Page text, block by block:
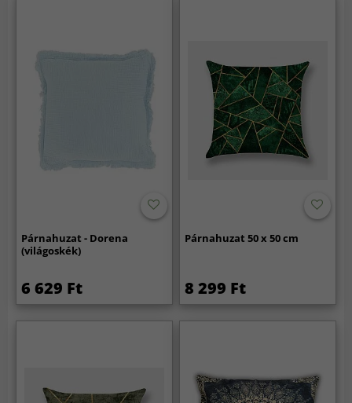
Párnahuzat - Dorena
(világoskék)
6 629 Ft
Párnahuzat 50 x 50 cm
8 299 Ft